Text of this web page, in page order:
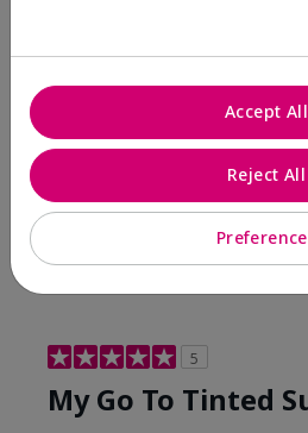
Walking in victory
Sí, recomendaría a
¿Le ha resultado
23 0
Marcar esta opinión
5
My Go To Tinted
Reject All
Accept All